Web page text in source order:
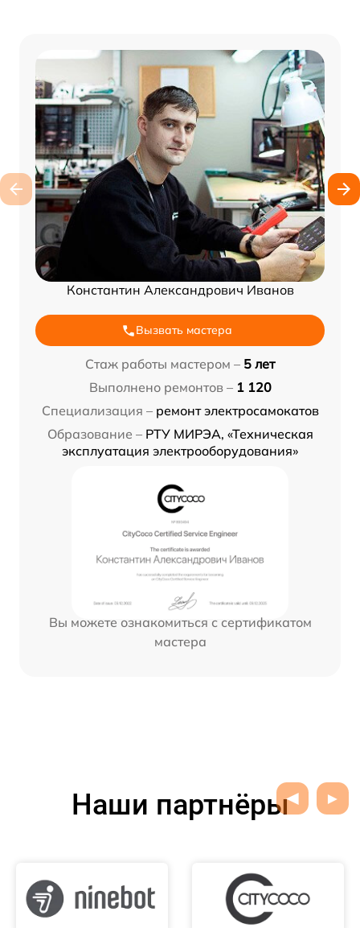
Константин Александрович Иванов
Вызвать мастера
Стаж работы мастером – 5 лет
Выполнено ремонтов – 1 120
Специализация – ремонт электросамокатов
Образование – РТУ МИРЭА, «Техническая
эксплуатация электрооборудования»
Вы можете ознакомиться с сертификатом
мастера
Наши партнёры